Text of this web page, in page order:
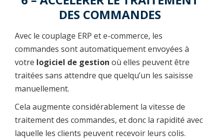
DES COMMANDES
Avec le couplage ERP et e-commerce, les
commandes sont automatiquement envoyées à
votre logiciel de gestion où elles peuvent être
traitées sans attendre que quelqu’un les saisisse
manuellement.
Cela augmente considérablement la vitesse de
traitement des commandes, et donc la rapidité avec
laquelle les clients peuvent recevoir leurs colis.